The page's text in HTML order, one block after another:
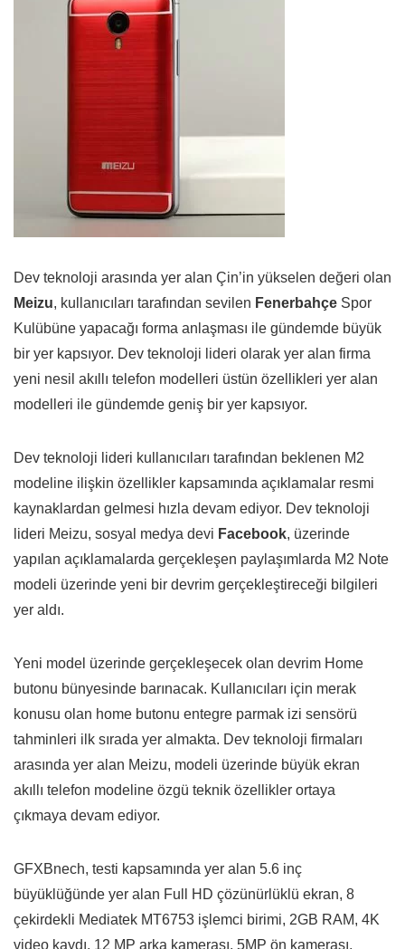
Dev teknoloji arasında yer alan Çin’in yükselen değeri olan
Meizu, kullanıcıları tarafından sevilen Fenerbahçe Spor
Kulübüne yapacağı forma anlaşması ile gündemde büyük
bir yer kapsıyor. Dev teknoloji lideri olarak yer alan firma
yeni nesil akıllı telefon modelleri üstün özellikleri yer alan
modelleri ile gündemde geniş bir yer kapsıyor.
Dev teknoloji lideri kullanıcıları tarafından beklenen M2
modeline ilişkin özellikler kapsamında açıklamalar resmi
kaynaklardan gelmesi hızla devam ediyor. Dev teknoloji
lideri Meizu, sosyal medya devi Facebook, üzerinde
yapılan açıklamalarda gerçekleşen paylaşımlarda M2 Note
modeli üzerinde yeni bir devrim gerçekleştireceği bilgileri
yer aldı.
Yeni model üzerinde gerçekleşecek olan devrim Home
butonu bünyesinde barınacak. Kullanıcıları için merak
konusu olan home butonu entegre parmak izi sensörü
tahminleri ilk sırada yer almakta. Dev teknoloji firmaları
arasında yer alan Meizu, modeli üzerinde büyük ekran
akıllı telefon modeline özgü teknik özellikler ortaya
çıkmaya devam ediyor.
GFXBnech, testi kapsamında yer alan 5.6 inç
büyüklüğünde yer alan Full HD çözünürlüklü ekran, 8
çekirdekli Mediatek MT6753 işlemci birimi, 2GB RAM, 4K
video kaydı, 12 MP arka kamerası, 5MP ön kamerası,